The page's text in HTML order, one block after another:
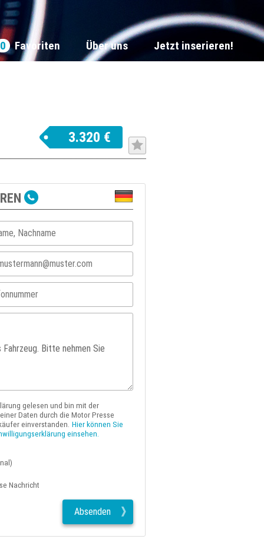
0 Favoriten Über uns Jetzt inserieren!
3.320 €
gelesen und bin mit der
Daten durch die Motor Presse
einverstanden. Hier können Sie
einsehen.
Nachricht
Absenden